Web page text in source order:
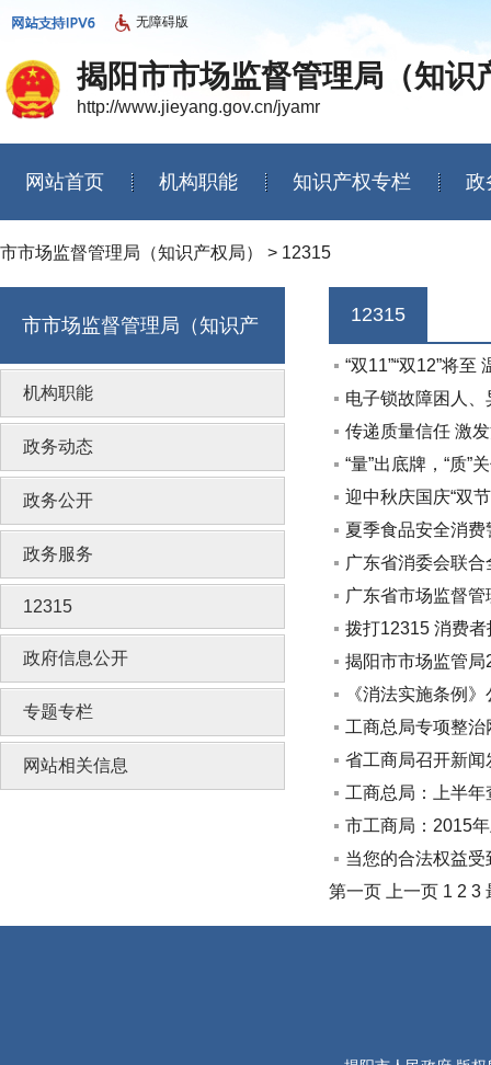
无障碍版
揭阳市市场监督管理局（知识
http://www.jieyang.gov.cn/jyamr
网站首页 机构职能 知识产权专栏 政
市市场监督管理局（知识产权局） > 12315
市市场监督管理局（知识产
权局）
机构职能
政务动态
政务公开
政务服务
12315
政府信息公开
专题专栏
网站相关信息
12315
“双11”“双12”将
电子锁故障困人、
传递质量信任 激
“量”出底牌，“质
迎中秋庆国庆“双
夏季食品安全消费
广东省消委会联
广东省市场监督
拨打12315 消费者
揭阳市市场监管
《消法实施条例
工商总局专项整
省工商局召开新
工商总局：上半
市工商局：2015
当您的合法权益
第一页
上一页 1 2 3